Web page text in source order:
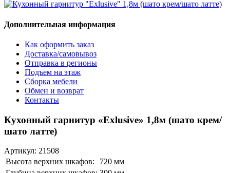
Дополнительная информация
Как оформить заказ
Доставка/самовывоз
Отправка в регионы
Подъем на этаж
Сборка мебели
Обмен и возврат
Контакты
Кухонный гарнитур «Exlusive» 1,8м (шато крем/
шато латте)
Артикул: 21508
Высота верхних шкафов:
720 мм